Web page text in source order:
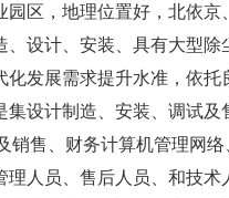
区，地理位置好，北依京
设计、安装、具有大型除
发展需求提升水准，依托
设计制造、安装、调试及
销售、财务计算机管理网
人员、售后人员、和技术